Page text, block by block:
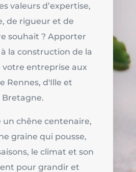
valeurs d’expertise,
de rigueur et de
souhait ? Apporter
la construction de la
entreprise aux
Rennes, d'Ille et
Bretagne.
un chêne centenaire,
graine qui pousse,
le climat et son
pour grandir et